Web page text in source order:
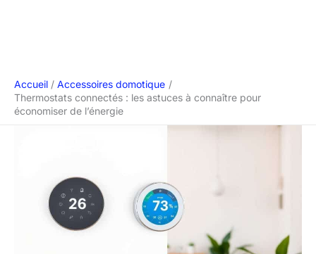
Accueil
Accessoires domotique
Thermostats connectés : les astuces à connaître pour
économiser de l’énergie